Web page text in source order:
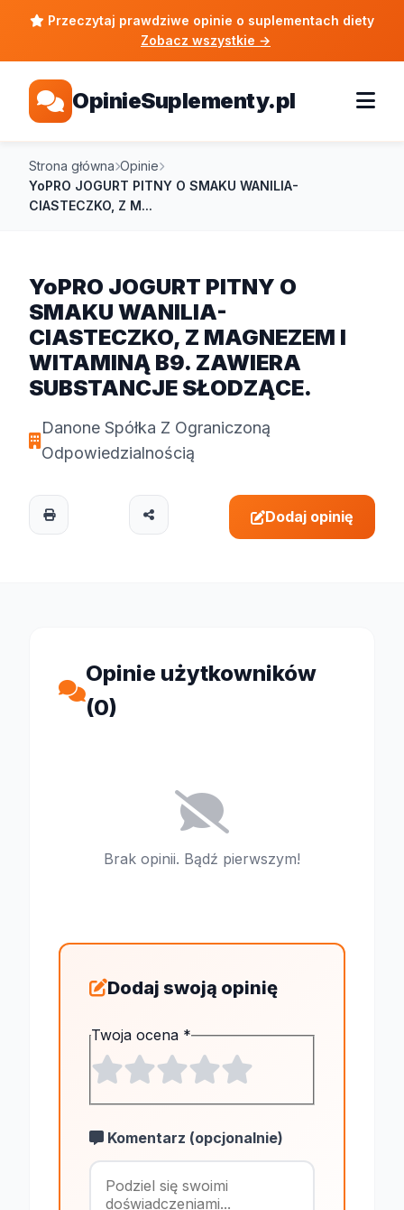
Przeczytaj prawdziwe opinie o suplementach diety
Zobacz wszystkie →
OpinieSuplementy.pl
Strona główna Opinie
YoPRO JOGURT PITNY O SMAKU WANILIA-
CIASTECZKO, Z M...
YoPRO JOGURT PITNY O
SMAKU WANILIA-
CIASTECZKO, Z MAGNEZEM I
WITAMINĄ B9. ZAWIERA
SUBSTANCJE SŁODZĄCE.
Danone Spółka Z Ograniczoną
Odpowiedzialnością
Dodaj opinię
Opinie użytkowników
(0)
Brak opinii. Bądź pierwszym!
Dodaj swoją opinię
Twoja ocena *
Komentarz (opcjonalnie)
Maksymalnie